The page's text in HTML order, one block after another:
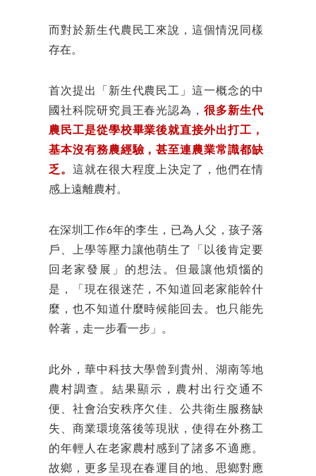
而對於新生代農民工來說，這個情況同樣
存在。
首次提出「新生代農民工」這一概念的中
國社科院研究員王春光認為，很多新生代
農民工是從學校畢業後就直接外出打工，
基本沒有務農經驗，甚至連農業常識都缺
乏。 這就在很大程度上決定了，他們在情
感上遠離農村。
在深圳工作6年的李生，已為人父，孩子落
戶、上學等壓力讓他萌生了「以後肯定要
回老家發展」的想法。但最讓他煩惱的
是，「現在很迷茫，不知道回老家能幹什
麼，也不知道什麼時候能回去。也只能先
幹著，走一步看一步」。
此外，華中科技大學曾到貴州、湖南等地
農村調查。結果顯示，農村出行交通不
便、社會治安秩序欠佳、公共衛生服務缺
失、商業環境落後等現狀，使得在外務工
的年輕人在老家農村感到了諸多不適應。
故鄉，更多呈現在春運目的地、思鄉對應